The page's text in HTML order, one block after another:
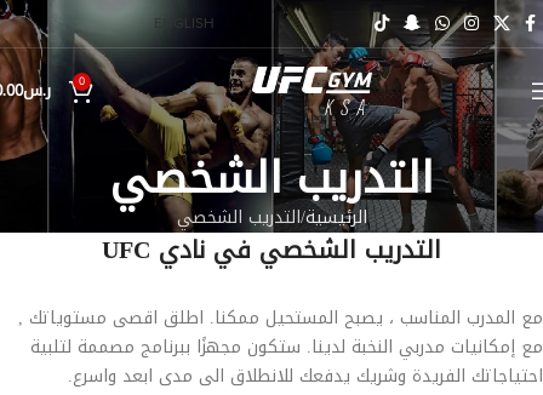
ENGLISH
0 ر.س
التدريب الشخصي
الرئيسيةالتدريب الشخصي
التدريب الشخصي في نادي UFC
مع المدرب المناسب ، يصبح المستحيل ممكنا. اطلق اقصى مستوياتك ,
مع إمكانيات مدربي النخبة لدينا. ستكون مجهزًا ببرنامج مصممة لتلبية
احتياجاتك الفريدة وشريك يدفعك للانطلاق الى مدى ابعد واسرع.